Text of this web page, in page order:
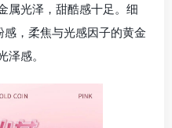
属光泽，甜酷感十足。细
，柔焦与光感因子的黄金
感。